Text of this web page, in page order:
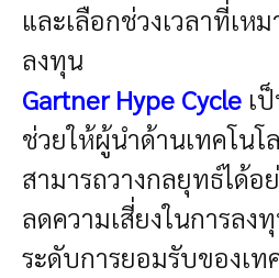
และเลือกช่วงเวลาที่เห
ลงทุน
Gartner Hype Cycle เ
ช่วยให้ผู้นำด้านเทคโนโ
สามารถวางกลยุทธ์ได้
ลดความเสี่ยงในการลง
ระดับการยอมรับของเท